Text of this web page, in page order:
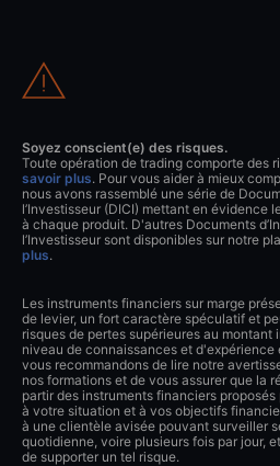
Soyez conscient(e) des risques.
Toute opération de trading comporte des
savoir plus. Pour vous aider à mieux
nous avons rassemblé une série de
l’Investisseur (DICI) mettant en évidence
à chaque produit. D'autres Documents
l’Investisseur sont disponibles sur notre
plus.
Les instruments financiers sur marge
de levier, un fort caractère spéculatif et
risques de pertes supérieures au montant
niveau de connaissances et
vous recommandons de lire notre
nos formations et de vous assurer que la
partir des instruments financiers
à votre situation et à vos objectifs
à une clientèle avisée pouvant surveiller
quotidienne, voire plusieurs fois par jour,
de supporter un tel risque.